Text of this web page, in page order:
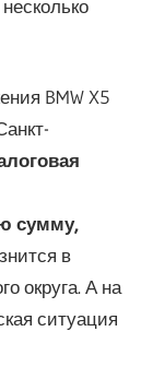
BMW X5
сумму,
в
округа. А на
ситуация